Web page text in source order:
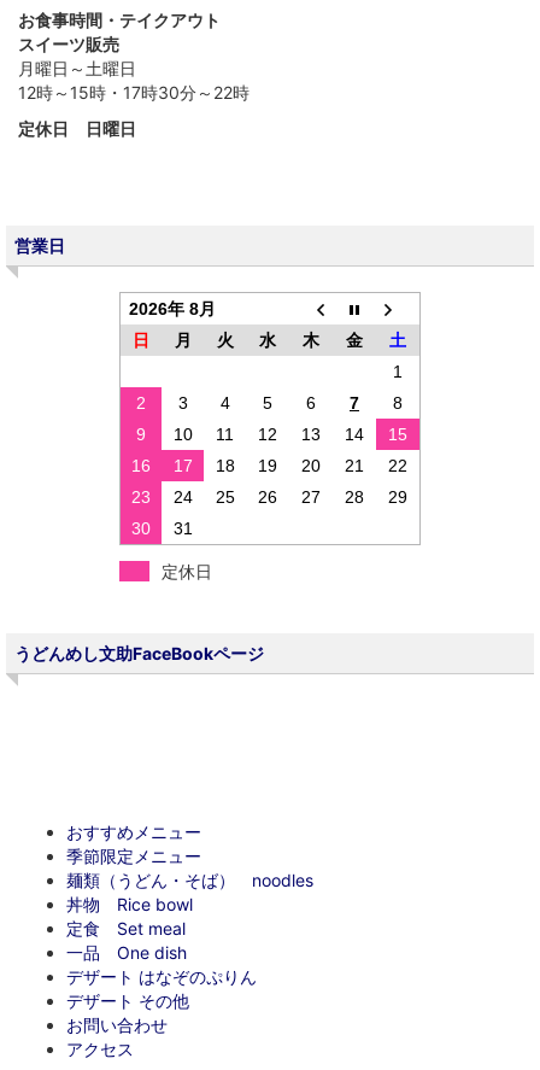
お食事時間・テイクアウト
スイーツ販売
月曜日～土曜日
12時～15時・17時30分～22時
定休日 日曜日
営業日
2026年 8月
日
月 火 水 木 金
土
1
2
3 4 5 6 7
8
9
10 11 12 13 14
15
16
17 18 19 20 21
22
23
24 25 26 27 28
29
30
31
定休日
うどんめし文助FaceBookページ
おすすめメニュー
季節限定メニュー
麺類（うどん・そば） noodles
丼物 Rice bowl
定食 Set meal
一品 One dish
デザート はなぞのぷりん
デザート その他
お問い合わせ
アクセス